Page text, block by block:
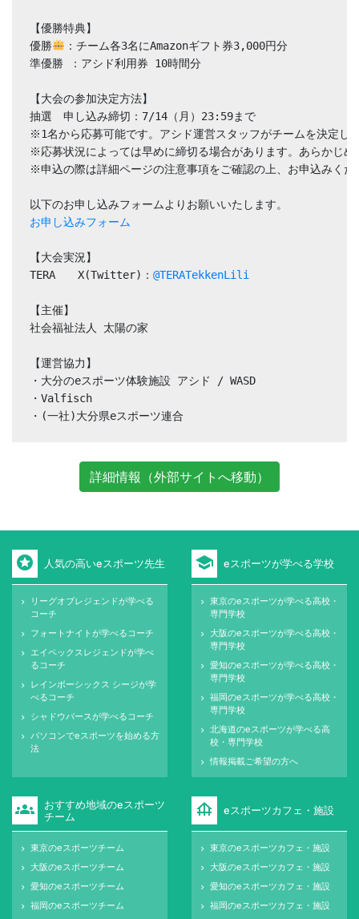
【優勝特典】
優勝
：チーム各3名にAmazonギフト券3,000円分
準優勝 ：アシド利用券 10時間分
【大会の参加決定方法】
抽選　申し込み締切：7/14（月）23:59まで
※1名から応募可能です。アシド運営スタッフがチームを決定し
※応募状況によっては早めに締切る場合があります。あらかじめ
※申込の際は詳細ページの注意事項をご確認の上、お申込みくだ
以下のお申し込みフォームよりお願いいたします。
お申し込みフォーム
【大会実況】
TERA　　X(Twitter)：@TERATekkenLili
【主催】
社会福祉法人 太陽の家
【運営協力】
・大分のeスポーツ体験施設 アシド / WASD
・Valfisch
・(一社)大分県eスポーツ連合
詳細情報（外部サイトへ移動）
stars 人気の高いeスポーツ先生
keyboard_arrow_right
リーグオブレジェンドが学べる
コーチ
keyboard_arrow_right フォートナイトが学べるコーチ
keyboard_arrow_right
エイペックスレジェンドが学べ
るコーチ
keyboard_arrow_right
レインボーシックス シージが学
べるコーチ
keyboard_arrow_right シャドウバースが学べるコーチ
keyboard_arrow_right
パソコンでeスポーツを始める方
法
school eスポーツが学べる学校
keyboard_arrow_right
東京のeスポーツが学べる高校・
専門学校
keyboard_arrow_right
大阪のeスポーツが学べる高校・
専門学校
keyboard_arrow_right
愛知のeスポーツが学べる高校・
専門学校
keyboard_arrow_right
福岡のeスポーツが学べる高校・
専門学校
keyboard_arrow_right
北海道のeスポーツが学べる高
校・専門学校
keyboard_arrow_right 情報掲載ご希望の方へ
groups
おすすめ地域のeスポーツ
チーム
keyboard_arrow_right 東京のeスポーツチーム
keyboard_arrow_right 大阪のeスポーツチーム
keyboard_arrow_right 愛知のeスポーツチーム
keyboard_arrow_right 福岡のeスポーツチーム
foundation eスポーツカフェ・施設
keyboard_arrow_right 東京のeスポーツカフェ・施設
keyboard_arrow_right 大阪のeスポーツカフェ・施設
keyboard_arrow_right 愛知のeスポーツカフェ・施設
keyboard_arrow_right 福岡のeスポーツカフェ・施設